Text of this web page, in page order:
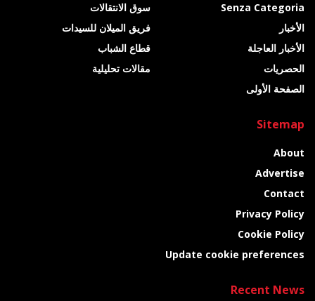
Senza Categoria
الأخبار
الأخبار العاجلة
الحصريات
الصفحة الأولى
سوق الانتقالات
فريق الميلان للسيدات
قطاع الشباب
مقالات تحليلية
Sitemap
About
Advertise
Contact
Privacy Policy
Cookie Policy
Update cookie preferences
Recent News